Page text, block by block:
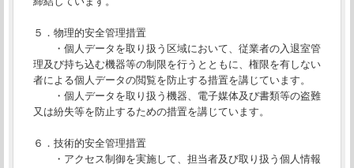
５．物理的安全管理措置
・個人データを取り扱う区域において、従業者の入退室管
理及び持ち込む機器等の制限を行うとともに、権限を有しない
者による個人データの閲覧を防止する措置を講じています。
・個人データを取り扱う機器、電子媒体及び書類等の盗難
又は紛失等を防止するための措置を講じています。
６．技術的安全管理措置
・アクセス制御を実施して、担当者及び取り扱う個人情報